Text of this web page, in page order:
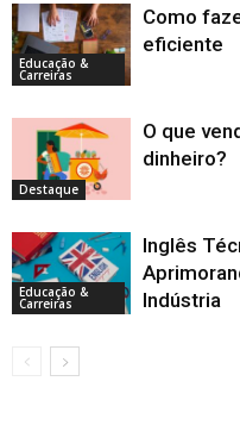
Educação &
Carreiras
Como
eficiente
Destaque
O que
dinheiro?
Educação &
Carreiras
Inglês
Indústria